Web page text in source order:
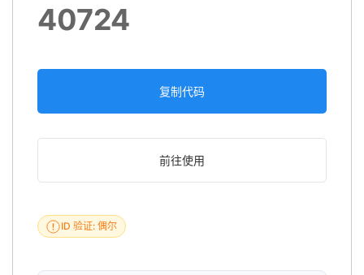
40724
复制代码
前往使用
ID 验证: 偶尔